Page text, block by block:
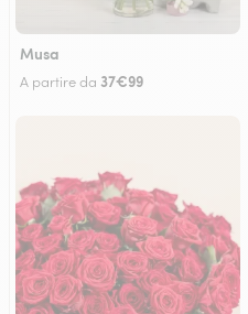
Musa
A partire da 37€99